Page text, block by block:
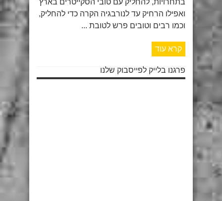
בתחרויות, להחליק עם טובי הסקייטרים בארץ
ואפילו הרחיק עד לנורבגיה הקרה כדי להחליק,
וכמו רבים וטובים פרש לטובת ...
קרא עוד
פרגנו בלייק לפייסבוק שלנו